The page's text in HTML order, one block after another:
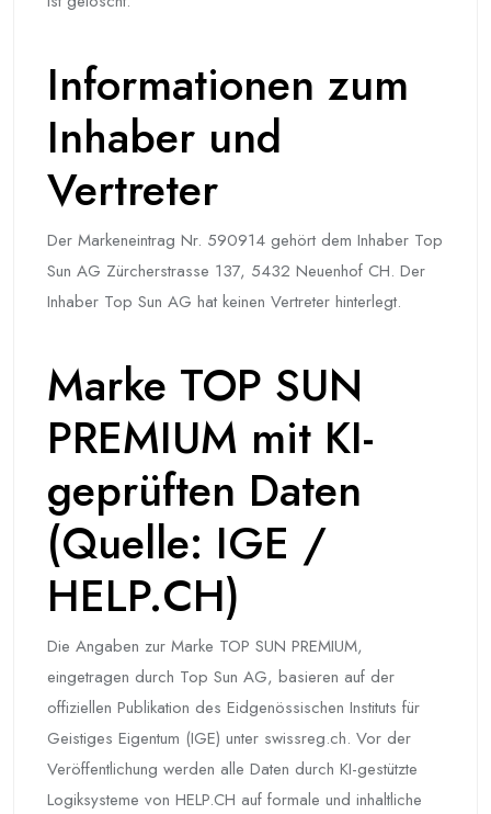
Informationen zum
Inhaber und
Vertreter
Der Markeneintrag Nr. 590914 gehört dem Inhaber Top
Sun AG Zürcherstrasse 137, 5432 Neuenhof CH. Der
Inhaber Top Sun AG hat keinen Vertreter hinterlegt.
Marke TOP SUN
PREMIUM mit KI-
geprüften Daten
(Quelle: IGE /
HELP.CH)
Die Angaben zur Marke TOP SUN PREMIUM,
eingetragen durch Top Sun AG, basieren auf der
offiziellen Publikation des Eidgenössischen Instituts für
Geistiges Eigentum (IGE) unter swissreg.ch. Vor der
Veröffentlichung werden alle Daten durch KI-gestützte
Logiksysteme von HELP.CH auf formale und inhaltliche